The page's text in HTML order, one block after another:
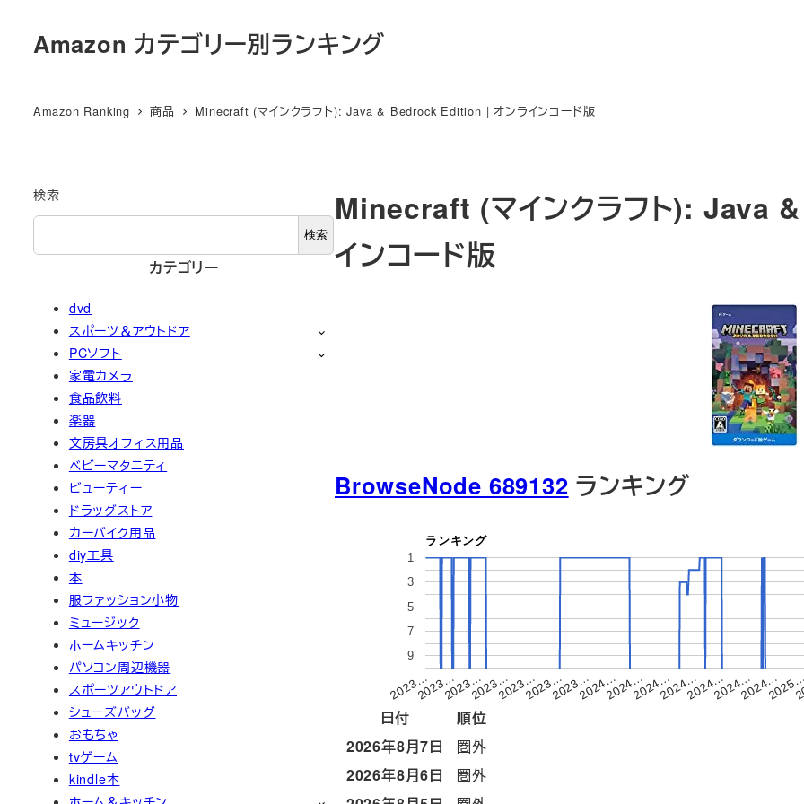
Amazon カテゴリー別ランキング
Amazon Ranking 商品 Minecraft (マインクラフト): Java & Bedrock Edition | オンラインコード版
Minecraft (マインクラフト): Java
インコード版
BrowseNode 689132 ランキング
ランキング
2023…2023…2023…2023…2023…2023…2023…2024…2024…2024…2024…2024…2024…2024…
1
3
5
7
9
日付
順位
2026年8月7日
圏外
2026年8月6日
圏外
検索
検索
カテゴリー
dvd
スポーツ＆アウトドア
PCソフト
家電カメラ
食品飲料
楽器
文房具オフィス用品
ベビーマタニティ
ビューティー
ドラッグストア
カーバイク用品
diy工具
本
服ファッション小物
ミュージック
ホームキッチン
パソコン周辺機器
スポーツアウトドア
シューズバッグ
おもちゃ
tvゲーム
kindle本